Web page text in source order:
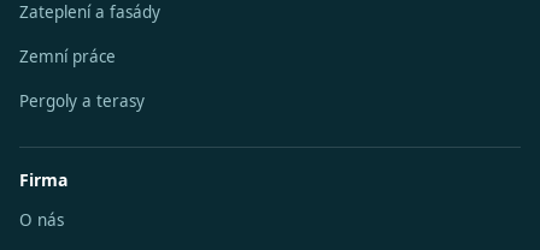
Zateplení a fasády
Zemní práce
Pergoly a terasy
Firma
O nás